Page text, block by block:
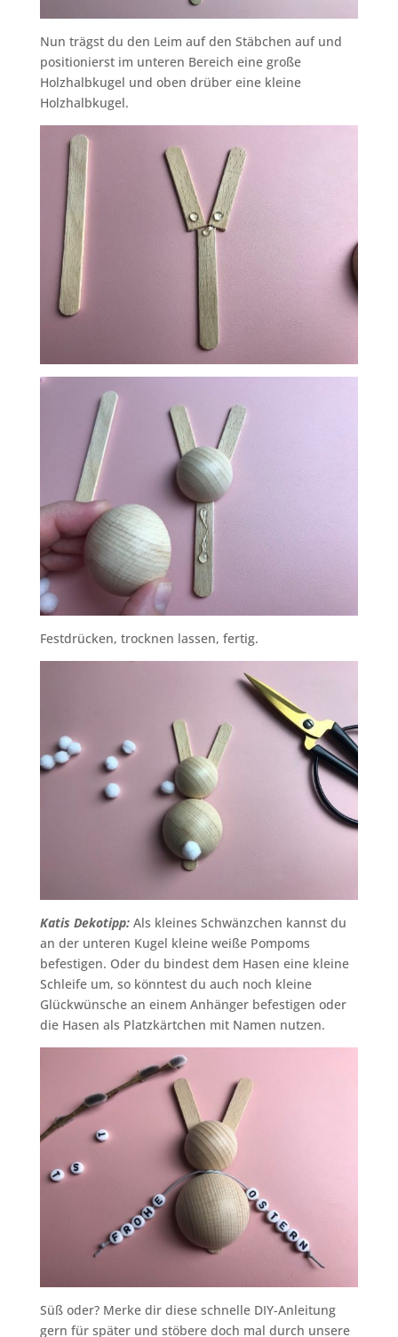
Nun trägst du den Leim auf den Stäbchen auf und
positionierst im unteren Bereich eine große
Holzhalbkugel und oben drüber eine kleine
Holzhalbkugel.
Festdrücken, trocknen lassen, fertig.
Katis Dekotipp: Als kleines Schwänzchen kannst du
an der unteren Kugel kleine weiße Pompoms
befestigen. Oder du bindest dem Hasen eine kleine
Schleife um, so könntest du auch noch kleine
Glückwünsche an einem Anhänger befestigen oder
die Hasen als Platzkärtchen mit Namen nutzen.
Süß oder? Merke dir diese schnelle DIY-Anleitung
gern für später und stöbere doch mal durch unsere